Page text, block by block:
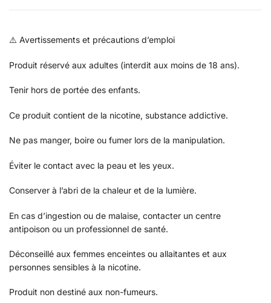
⚠️ Avertissements et précautions d’emploi
Produit réservé aux adultes (interdit aux moins de 18 ans).
Tenir hors de portée des enfants.
Ce produit contient de la nicotine, substance addictive.
Ne pas manger, boire ou fumer lors de la manipulation.
Éviter le contact avec la peau et les yeux.
Conserver à l’abri de la chaleur et de la lumière.
En cas d’ingestion ou de malaise, contacter un centre
antipoison ou un professionnel de santé.
Déconseillé aux femmes enceintes ou allaitantes et aux
personnes sensibles à la nicotine.
Produit non destiné aux non-fumeurs.